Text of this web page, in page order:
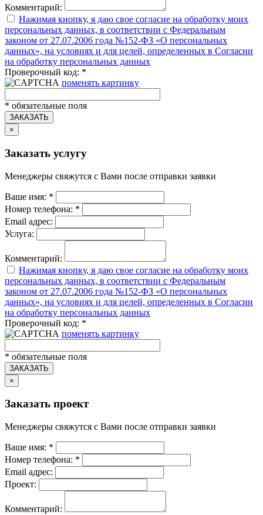
Комментарий:
Нажимая кнопку, я даю свое согласие на обработку моих
персональных данных, в соответствии с Федеральным
законом от 27.07.2006 года №152-ФЗ «О персональных
данных», на условиях и для целей, определенных в Согласии
на обработку персональных данных
Проверочный код: *
поменять картинку
* обязательные поля
ЗАКАЗАТЬ
×
Заказать услугу
Менеджеры свяжутся с Вами после отправки заявки
Ваше имя: *
Номер телефона: *
Email адрес:
Услуга:
Комментарий:
Нажимая кнопку, я даю свое согласие на обработку моих
персональных данных, в соответствии с Федеральным
законом от 27.07.2006 года №152-ФЗ «О персональных
данных», на условиях и для целей, определенных в Согласии
на обработку персональных данных
Проверочный код: *
поменять картинку
* обязательные поля
ЗАКАЗАТЬ
×
Заказать проект
Менеджеры свяжутся с Вами после отправки заявки
Ваше имя: *
Номер телефона: *
Email адрес:
Проект:
Комментарий: